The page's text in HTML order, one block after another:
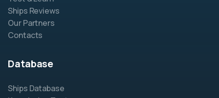
Ships Reviews
Our Partners
Contacts
Database
Ships Database